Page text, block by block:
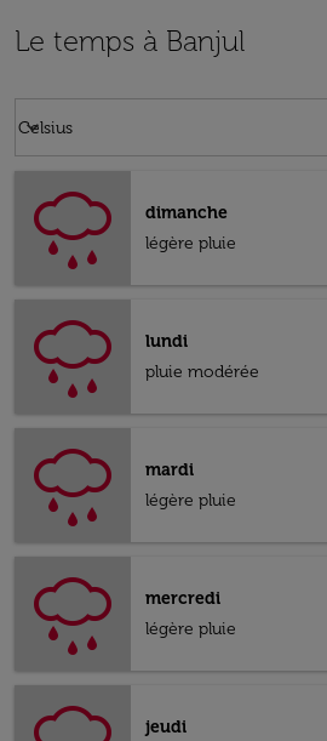
Le temps à Banjul
Celsius
keyboard_arrow_down
dimanche
légère pluie
lundi
pluie modérée
mardi
légère pluie
mercredi
légère pluie
jeudi